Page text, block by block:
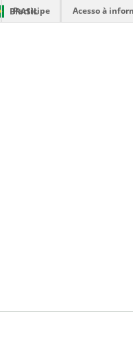
BRASIL
Participe Acesso à